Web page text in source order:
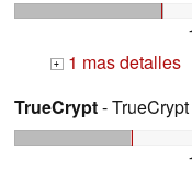
+ 1 mas detalles
TrueCrypt-